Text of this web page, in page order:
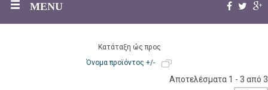
MENU
Κατάταξη ώς προς
Όνομα προϊόντος +/-
Αποτελέσματα 1 - 3 από 3